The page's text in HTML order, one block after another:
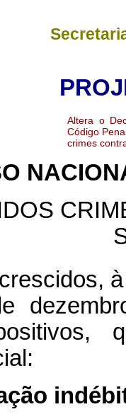
Altera o
Código
crimes